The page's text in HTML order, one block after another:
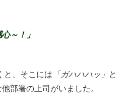
～！」
と、そこには 「ガハハハッ」 と
部署の上司がいました。